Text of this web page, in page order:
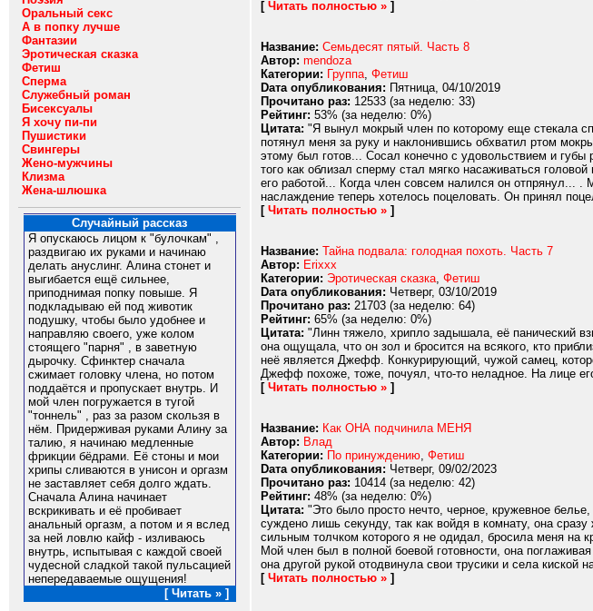
Оральный секс
А в попку лучше
Фантазии
Эротическая сказка
Фетиш
Сперма
Служебный роман
Бисексуалы
Я хочу пи-пи
Пушистики
Свингеры
Жено-мужчины
Клизма
Жена-шлюшка
Случайный рассказ
Я опускаюсь лицом к "булочкам" ,
раздвигаю их руками и начинаю
делать ануслинг. Алина стонет и
выгибается ещё сильнее,
приподнимая попку повыше. Я
подкладываю ей под животик
подушку, чтобы было удобнее и
направляю своего, уже колом
стоящего "парня" , в заветную
дырочку. Сфинктер сначала
сжимает головку члена, но потом
поддаётся и пропускает внутрь. И
мой член погружается в тугой
"тоннель" , раз за разом скользя в
нём. Придерживая руками Алину за
талию, я начинаю медленные
фрикции бёдрами. Её стоны и мои
хрипы сливаются в унисон и оргазм
не заставляет себя долго ждать.
Сначала Алина начинает
вскрикивать и её пробивает
анальный оргазм, а потом и я вслед
за ней ловлю кайф - изливаюсь
внутрь, испытывая с каждой своей
чудесной сладкой такой пульсацией
непередаваемые ощущения!
[ Читать » ]
[ Читать полностью » ]
Название: Семьдесят пятый. Часть 8
Автор: mendoza
Категории: Группа, Фетиш
Dата опубликования: Пятница, 04/10/2019
Прочитано раз: 12533 (за неделю: 33)
Рейтинг: 53% (за неделю: 0%)
Цитата: "Я вынул мокрый член по которому еще стекала
потянул меня за руку и наклонившись обхватил ртом
этому был готов... Сосал конечно с удовольствием и
того как облизал сперму стал мягко насаживаться
его работой... Когда член совсем налился он отпрянул...
наслаждение теперь хотелось поцеловать. Он принял
[ Читать полностью » ]
Название: Тайна подвала: голодная похоть. Часть 7
Автор: Erixxx
Категории: Эротическая сказка, Фетиш
Dата опубликования: Четверг, 03/10/2019
Прочитано раз: 21703 (за неделю: 64)
Рейтинг: 65% (за неделю: 0%)
Цитата: "Линн тяжело, хрипло задышала, её панический
она ощущала, что он зол и бросится на всякого, кто
неё является Джефф. Конкурирующий, чужой самец,
Джефф похоже, тоже, почуял, что-то неладное. На лице
[ Читать полностью » ]
Название: Как ОНА подчинила МЕНЯ
Автор: Влад
Категории: По принуждению, Фетиш
Dата опубликования: Четверг, 09/02/2023
Прочитано раз: 10414 (за неделю: 42)
Рейтинг: 48% (за неделю: 0%)
Цитата: "Это было просто нечто, черное, кружевное
суждено лишь секунду, так как войдя в комнату, она
сильным толчком которого я не одидал, бросила меня на
Мой член был в полной боевой готовности, она
она другой рукой отодвинула свои трусики и села киской
[ Читать полностью » ]